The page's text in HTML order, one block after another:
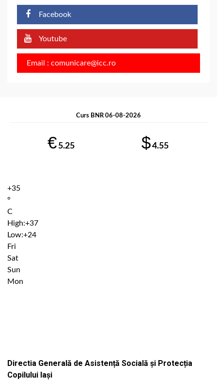
Facebook
Youtube
Email : comunicare@icc.ro
Curs BNR 06-08-2026
€ 5.25 $4.55
+35
°
C
High:+37
Low:+24
Fri
Sat
Sun
Mon
Directia Generală de Asistență Socială și Protecția
Copilului Iași